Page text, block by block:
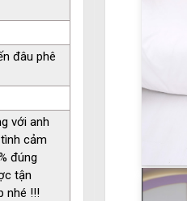
đâu phê
với anh
cảm
đúng
tận
nhé !!!